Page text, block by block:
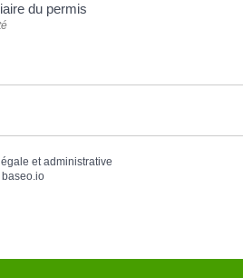
du permis
et administrative
baseo.io